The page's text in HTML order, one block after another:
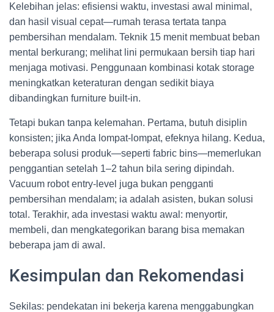
Kelebihan jelas: efisiensi waktu, investasi awal minimal,
dan hasil visual cepat—rumah terasa tertata tanpa
pembersihan mendalam. Teknik 15 menit membuat beban
mental berkurang; melihat lini permukaan bersih tiap hari
menjaga motivasi. Penggunaan kombinasi kotak storage
meningkatkan keteraturan dengan sedikit biaya
dibandingkan furniture built-in.
Tetapi bukan tanpa kelemahan. Pertama, butuh disiplin
konsisten; jika Anda lompat-lompat, efeknya hilang. Kedua,
beberapa solusi produk—seperti fabric bins—memerlukan
penggantian setelah 1–2 tahun bila sering dipindah.
Vacuum robot entry-level juga bukan pengganti
pembersihan mendalam; ia adalah asisten, bukan solusi
total. Terakhir, ada investasi waktu awal: menyortir,
membeli, dan mengkategorikan barang bisa memakan
beberapa jam di awal.
Kesimpulan dan Rekomendasi
Sekilas: pendekatan ini bekerja karena menggabungkan